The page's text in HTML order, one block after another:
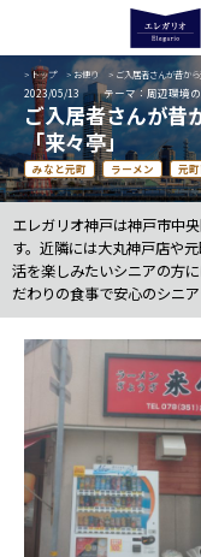
>トップ >お便り > ご入居者さんが昔か
2023/05/13 テーマ：周辺環境
ご入居者さんが昔
「来々亭」
みなと元町 ラーメン 元
エレガリオ神戸は神戸市中
す。近隣には大丸神戸店や
活を楽しみたいシニアの方
だわりの食事で安心のシニ